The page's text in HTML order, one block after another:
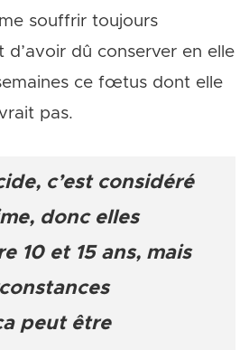
souffrir toujours
d’avoir dû conserver en elle
ce fœtus dont elle
pas.
c’est considéré
donc elles
10 et 15 ans, mais
peut être